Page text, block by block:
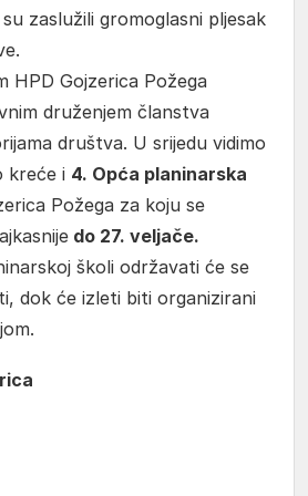
zaslužili gromoglasni pljesak
HPD Gojzerica Požega
druženjem članstva
društva. U srijedu vidimo
kreće i 4. Opća planinarska
Požega za koju se
do 27. veljače.
školi održavati će se
dok će izleti biti organizirani